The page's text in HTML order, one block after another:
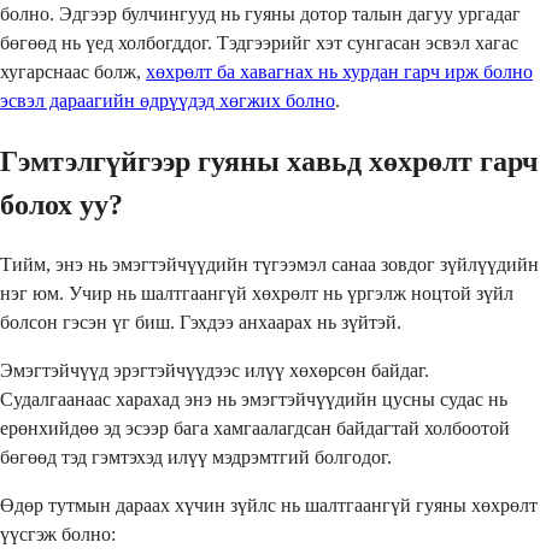
болно. Эдгээр булчингууд нь гуяны дотор талын дагуу ургадаг
бөгөөд нь үед холбогддог. Тэдгээрийг хэт сунгасан эсвэл хагас
хугарснаас болж, хөхрөлт ба хавагнах нь хурдан гарч ирж болно
эсвэл дараагийн өдрүүдэд хөгжих болно.
Гэмтэлгүйгээр гуяны хавьд хөхрөлт гарч
болох уу?
Тийм, энэ нь эмэгтэйчүүдийн түгээмэл санаа зовдог зүйлүүдийн
нэг юм. Учир нь шалтгаангүй хөхрөлт нь үргэлж ноцтой зүйл
болсон гэсэн үг биш. Гэхдээ анхаарах нь зүйтэй.
Эмэгтэйчүүд эрэгтэйчүүдээс илүү хөхөрсөн байдаг.
Судалгаанаас харахад энэ нь эмэгтэйчүүдийн цусны судас нь
ерөнхийдөө эд эсээр бага хамгаалагдсан байдагтай холбоотой
бөгөөд тэд гэмтэхэд илүү мэдрэмтгий болгодог.
Өдөр тутмын дараах хүчин зүйлс нь шалтгаангүй гуяны хөхрөлт
үүсгэж болно: